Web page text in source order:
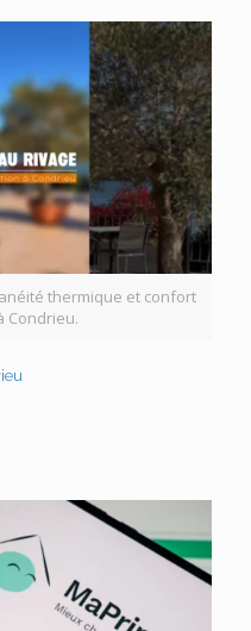
thermique et confort
Condrieu.